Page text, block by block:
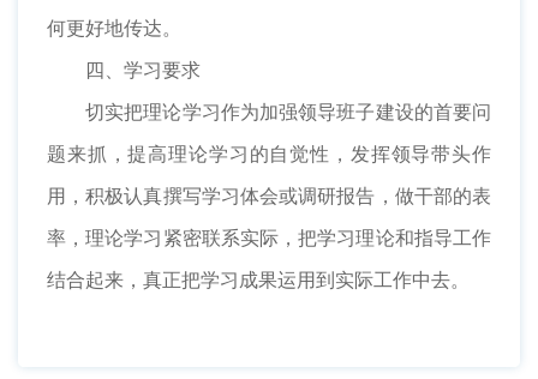
何更好地传达。
四、学习要求
切实把理论学习作为加强领导班子建设的首要问
题来抓，提高理论学习的自觉性，发挥领导带头作
用，积极认真撰写学习体会或调研报告，做干部的表
率，理论学习紧密联系实际，把学习理论和指导工作
结合起来，真正把学习成果运用到实际工作中去。